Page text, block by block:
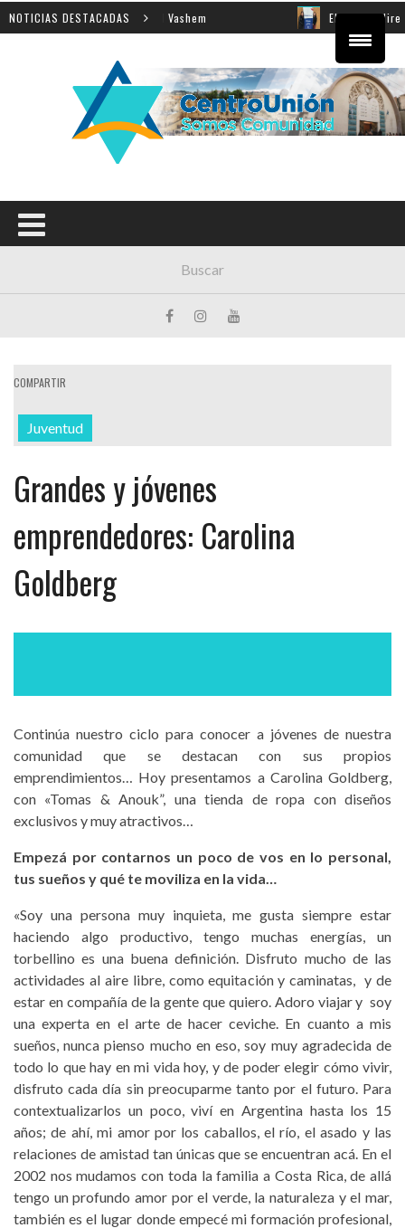
NOTICIAS DESTACADAS
de la Shoá en Yad Vashem El equipo directivo
COMPARTIR
Juventud
Grandes y jóvenes
emprendedores: Carolina
Goldberg
Continúa nuestro ciclo para conocer a jóvenes de nuestra
comunidad que se destacan con sus propios
emprendimientos… Hoy presentamos a Carolina Goldberg,
con «Tomas & Anouk”, una tienda de ropa con diseños
exclusivos y muy atractivos…
Empezá por contarnos un poco de vos en lo personal,
tus sueños y qué te moviliza en la vida…
«Soy una persona muy inquieta, me gusta siempre estar
haciendo algo productivo, tengo muchas energías, un
torbellino es una buena definición. Disfruto mucho de las
actividades al aire libre, como equitación y caminatas, y de
estar en compañía de la gente que quiero. Adoro viajar y soy
una experta en el arte de hacer ceviche. En cuanto a mis
sueños, nunca pienso mucho en eso, soy muy agradecida de
todo lo que hay en mi vida hoy, y de poder elegir cómo vivir,
disfruto cada día sin preocuparme tanto por el futuro. Para
contextualizarlos un poco, viví en Argentina hasta los 15
años; de ahí, mi amor por los caballos, el río, el asado y las
relaciones de amistad tan únicas que se encuentran acá. En el
2002 nos mudamos con toda la familia a Costa Rica, de allá
tengo un profundo amor por el verde, la naturaleza y el mar,
también es el lugar donde empecé mi formación profesional,